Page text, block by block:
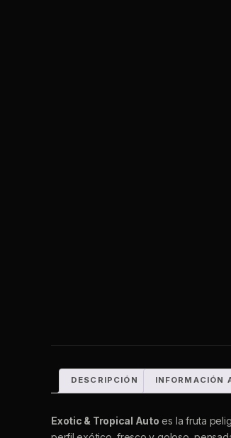
DESCRIPCIÓN INFORMACIÓN
Exotic & Tropical Auto es la fruta